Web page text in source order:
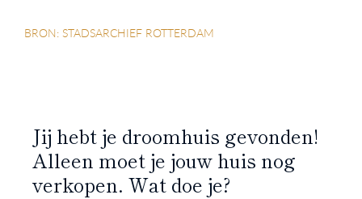
BRON: STADSARCHIEF ROTTERDAM
Jij hebt je droomhuis gevonden!
Alleen moet je jouw huis nog
verkopen. Wat doe je?